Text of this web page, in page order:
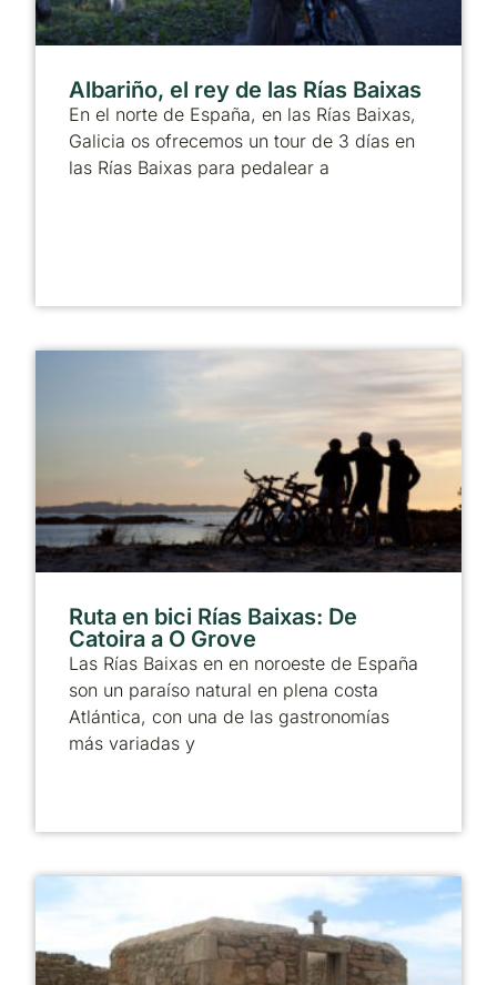
Albariño, el rey de las Rías Baixas
En el norte de España, en las Rías Baixas,
Galicia os ofrecemos un tour de 3 días en
las Rías Baixas para pedalear a
Ruta en bici Rías Baixas: De
Catoira a O Grove
Las Rías Baixas en en noroeste de España
son un paraíso natural en plena costa
Atlántica, con una de las gastronomías
más variadas y